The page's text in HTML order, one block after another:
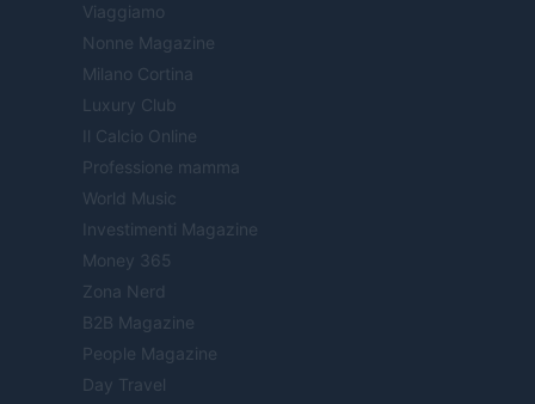
Viaggiamo
Nonne Magazine
Milano Cortina
Luxury Club
Il Calcio Online
Professione mamma
World Music
Investimenti Magazine
Money 365
Zona Nerd
B2B Magazine
People Magazine
Day Travel